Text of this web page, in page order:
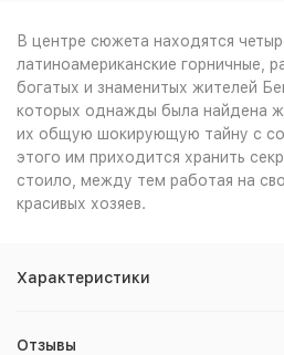
В центре сюжета находятся
латиноамериканские горничные,
богатых и знаменитых жителей
которых однажды была найдена
их общую шокирующую тайну с
этого им приходится хранить
стоило, между тем работая на
красивых хозяев.
Характеристики
Отзывы